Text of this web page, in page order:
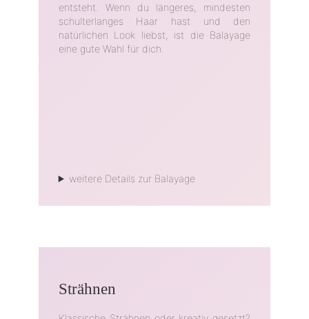
entsteht. Wenn du längeres, mindesten
schulterlanges Haar hast und den
natürlichen Look liebst, ist die Balayage
eine gute Wahl für dich.
weitere Details zur Balayage
Strähnen